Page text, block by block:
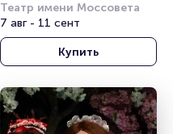
Театр имени Моссовета
7 авг - 11 сент
Купить